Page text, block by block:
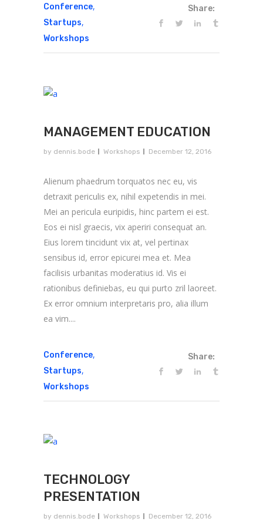
Conference,
Startups,
Workshops
Share:
MANAGEMENT EDUCATION
by dennis.bode Workshops December 12, 2016
Alienum phaedrum torquatos nec eu, vis
detraxit periculis ex, nihil expetendis in mei.
Mei an pericula euripidis, hinc partem ei est.
Eos ei nisl graecis, vix aperiri consequat an.
Eius lorem tincidunt vix at, vel pertinax
sensibus id, error epicurei mea et. Mea
facilisis urbanitas moderatius id. Vis ei
rationibus definiebas, eu qui purto zril laoreet.
Ex error omnium interpretaris pro, alia illum
ea vim....
Conference,
Startups,
Workshops
Share:
TECHNOLOGY
PRESENTATION
by dennis.bode Workshops December 12, 2016